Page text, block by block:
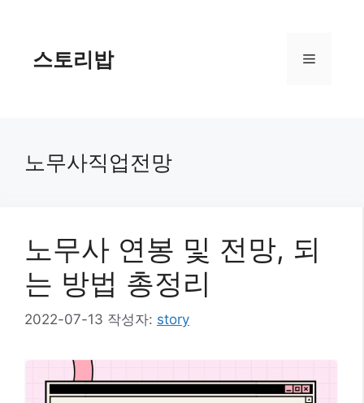
스토리밥 메
노무사직업전망
노무사 연봉 및 전망, 되
는 방법 총정리
2022-07-13 작성자: story